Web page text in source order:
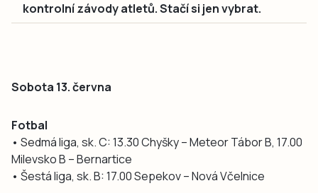
kontrolní závody atletů. Stačí si jen vybrat.
Sobota 13. června
Fotbal
• Sedmá liga, sk. C: 13.30 Chyšky – Meteor Tábor B, 17.00
Milevsko B – Bernartice
• Šestá liga, sk. B: 17.00 Sepekov – Nová Včelnice